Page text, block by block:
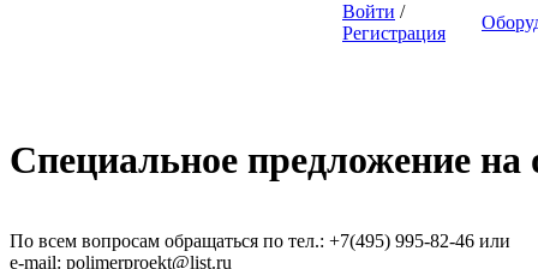
Войти /
Регистрация
Специальное предложение на
По всем вопросам обращаться по тел.: +7(495) 995-82-46 или
e-mail: polimerproekt@list.ru